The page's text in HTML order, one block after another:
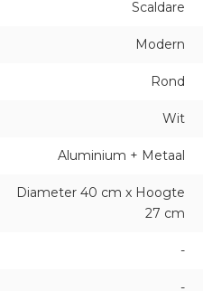
Scaldare
Modern
Rond
Wit
Aluminium + Metaal
Diameter 40 cm x Hoogte
27 cm
-
-